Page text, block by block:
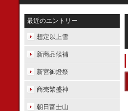
最近のエントリー
想定以上雪
新商品候補
新宮御燈祭
商売繁盛神
朝日富士山